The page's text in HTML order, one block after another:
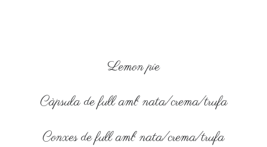
Lemon pie
Càpsula de full amb nata/crema/trufa
Conxes de full amb nata/crema/trufa